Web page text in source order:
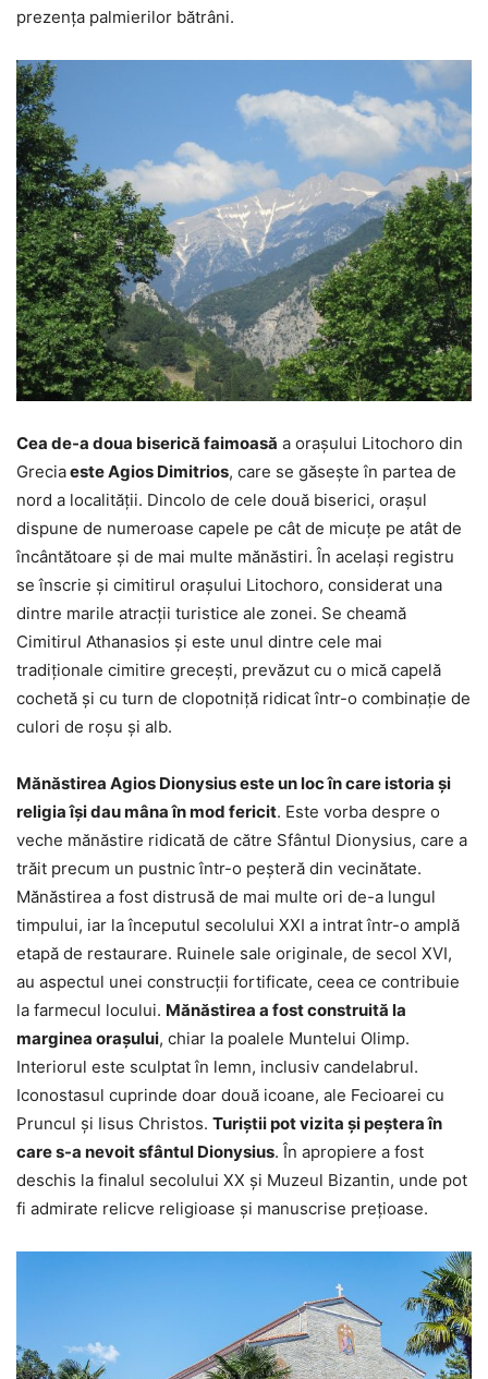
prezența palmierilor bătrâni.
Cea de-a doua biserică faimoasă a orașului Litochoro din
Greciaeste Agios Dimitrios, care se găsește în partea de
nord a localității. Dincolo de cele două biserici, orașul
dispune de numeroase capele pe cât de micuțe pe atât de
încântătoare și de mai multe mănăstiri. În același registru
se înscrie și cimitirul orașului Litochoro, considerat una
dintre marile atracții turistice ale zonei. Se cheamă
Cimitirul Athanasios și este unul dintre cele mai
tradiționale cimitire grecești, prevăzut cu o mică capelă
cochetă și cu turn de clopotniță ridicat într-o combinație de
culori de roșu și alb.
Mănăstirea Agios Dionysius este un loc în care istoria și
religia își dau mâna în mod fericit. Este vorba despre o
veche mănăstire ridicată de către Sfântul Dionysius, care a
trăit precum un pustnic într-o peșteră din vecinătate.
Mănăstirea a fost distrusă de mai multe ori de-a lungul
timpului, iar la începutul secolului XXI a intrat într-o amplă
etapă de restaurare. Ruinele sale originale, de secol XVI,
au aspectul unei construcții fortificate, ceea ce contribuie
la farmecul locului. Mănăstirea a fost construită la
marginea orașului, chiar la poalele Muntelui Olimp.
Interiorul este sculptat în lemn, inclusiv candelabrul.
Iconostasul cuprinde doar două icoane, ale Fecioarei cu
Pruncul și Iisus Christos. Turiștii pot vizita și peștera în
care s-a nevoit sfântul Dionysius. În apropiere a fost
deschis la finalul secolului XX și Muzeul Bizantin, unde pot
fi admirate relicve religioase și manuscrise prețioase.